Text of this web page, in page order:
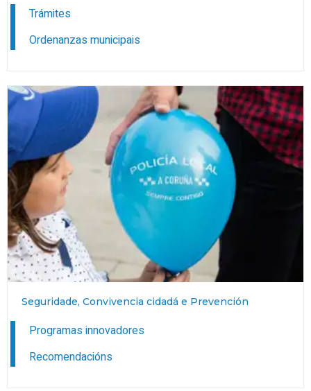
Trámites
Ordenanzas municipais
Seguridade, Convivencia cidadá e Prevención
Programas innovadores
Recomendacións